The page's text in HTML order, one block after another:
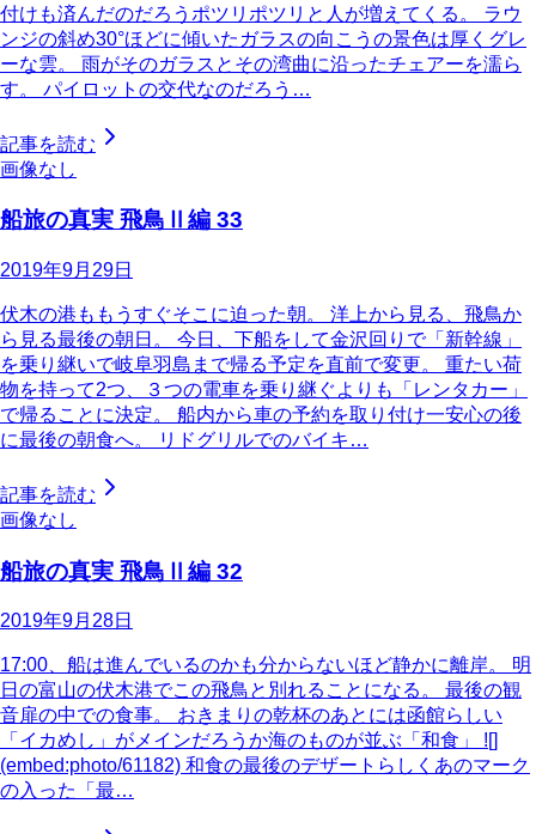
付けも済んだのだろうポツリポツリと人が増えてくる。 ラウ
ンジの斜め30°ほどに傾いたガラスの向こうの景色は厚くグレ
ーな雲。 雨がそのガラスとその湾曲に沿ったチェアーを濡ら
す。 パイロットの交代なのだろう…
記事を読む
画像なし
船旅の真実 飛鳥Ⅱ編 33
2019年9月29日
伏木の港ももうすぐそこに迫った朝。 洋上から見る、飛鳥か
ら見る最後の朝日。 今日、下船をして金沢回りで「新幹線」
を乗り継いで岐阜羽島まで帰る予定を直前で変更。 重たい荷
物を持って2つ、３つの電車を乗り継ぐよりも「レンタカー」
で帰ることに決定。 船内から車の予約を取り付け一安心の後
に最後の朝食へ。 リドグリルでのバイキ…
記事を読む
画像なし
船旅の真実 飛鳥Ⅱ編 32
2019年9月28日
17:00、船は進んでいるのかも分からないほど静かに離岸。 明
日の富山の伏木港でこの飛鳥と別れることになる。 最後の観
音扉の中での食事。 おきまりの乾杯のあとには函館らしい
「イカめし」がメインだろうか海のものが並ぶ「和食」 ![]
(embed:photo/61182) 和食の最後のデザートらしくあのマーク
の入った「最…